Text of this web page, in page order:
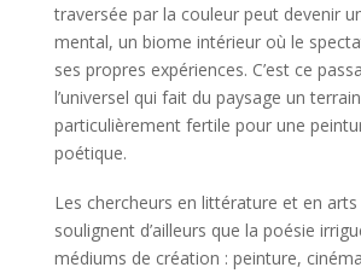
traversée par la couleur peut devenir
mental, un biome intérieur où le
ses propres expériences. C’est ce
l’universel qui fait du paysage un terrain
particulièrement fertile pour une
poétique.
Les chercheurs en littérature et en arts
soulignent d’ailleurs que la poésie
médiums de création : peinture,